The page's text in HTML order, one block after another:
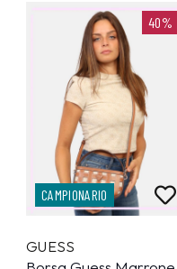
40%
CAMPIONARIO
GUESS